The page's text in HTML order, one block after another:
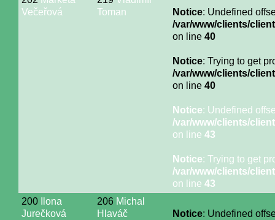
Večeřová
Toman
Notice: Undefined
/var/www/clients/
on line 40
Notice: Trying to get
/var/www/clients/
on line 40
Notice: Undefined
/var/www/clients/
on line 43
Notice: Trying to get
/var/www/clients/
on line 43
200
Ilona
Jurečková
206 Michal
Hlaváč
Notice: Undefined